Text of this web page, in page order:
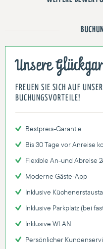
Unsere
FREUEN SIE SICH AUF
BUCHUNGSVORTEILE!
Bestpreis-Garantie
Bis 30 Tage vor Anreise
Flexible An-und Abreise
Moderne Gäste-App
Inklusive
Inklusive Parkplatz (bei
Inklusive WLAN
Persönlicher